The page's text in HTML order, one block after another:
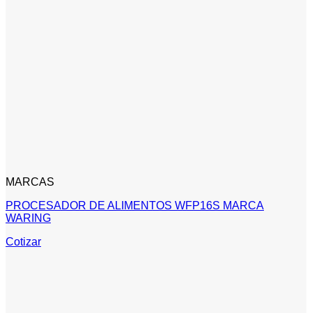
MARCAS
PROCESADOR DE ALIMENTOS WFP16S MARCA
WARING
Cotizar